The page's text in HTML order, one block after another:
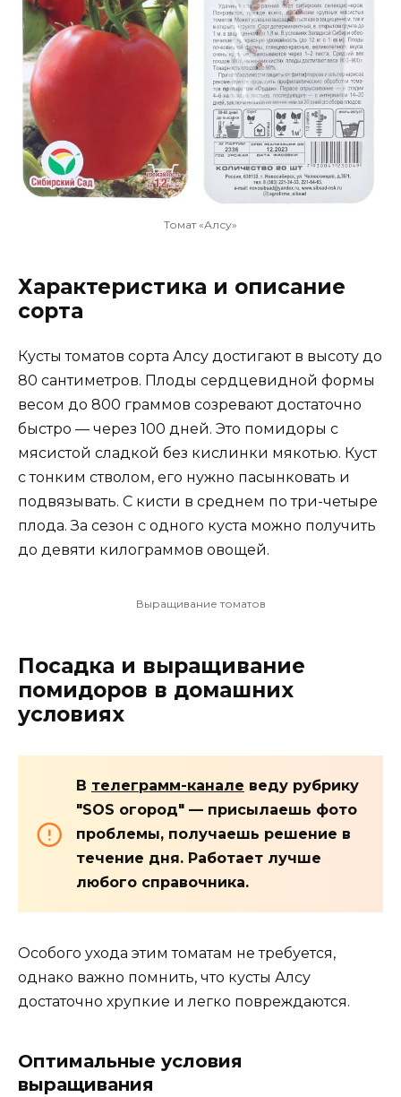
Томат «Алсу»
Характеристика и описание
сорта
Кусты томатов сорта Алсу достигают в высоту до
80 сантиметров. Плоды сердцевидной формы
весом до 800 граммов созревают достаточно
быстро — через 100 дней. Это помидоры с
мясистой сладкой без кислинки мякотью. Куст
с тонким стволом, его нужно пасынковать и
подвязывать. С кисти в среднем по три-четыре
плода. За сезон с одного куста можно получить
до девяти килограммов овощей.
Выращивание томатов
Посадка и выращивание
помидоров в домашних
условиях
В телеграмм-канале веду рубрику
"SOS огород" — присылаешь фото
проблемы, получаешь решение в
течение дня. Работает лучше
любого справочника.
Особого ухода этим томатам не требуется,
однако важно помнить, что кусты Алсу
достаточно хрупкие и легко повреждаются.
Оптимальные условия
выращивания